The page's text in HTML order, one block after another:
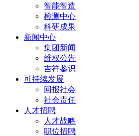
智能智造
检测中心
科研成果
新闻中心
集团新闻
维权公告
吉祥鉴识
可持续发展
回报社会
社会责任
人才招聘
人才战略
职位招聘